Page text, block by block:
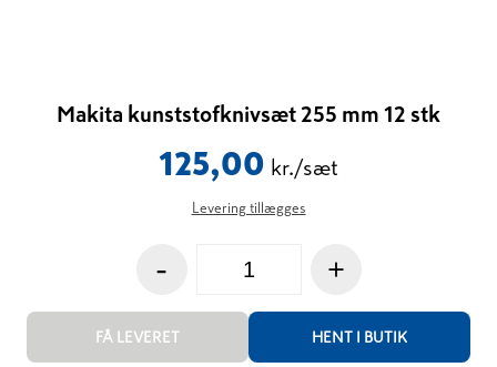
Makita kunststofknivsæt 255 mm 12 stk
125,00 kr./sæt
Levering tillægges
- +
FÅ LEVERET HENT I BUTIK